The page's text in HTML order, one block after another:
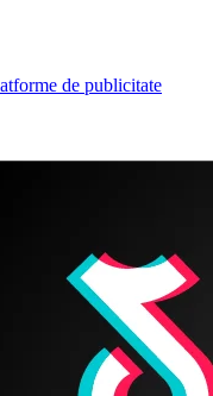
de publicitate